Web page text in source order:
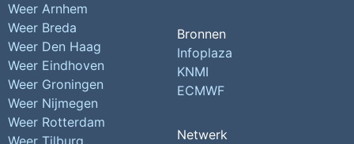
Weer Arnhem
Weer Breda
Weer Den Haag
Weer Eindhoven
Weer Groningen
Weer Nijmegen
Weer Rotterdam
Bronnen
Infoplaza
KNMI
ECMWF
Netwerk